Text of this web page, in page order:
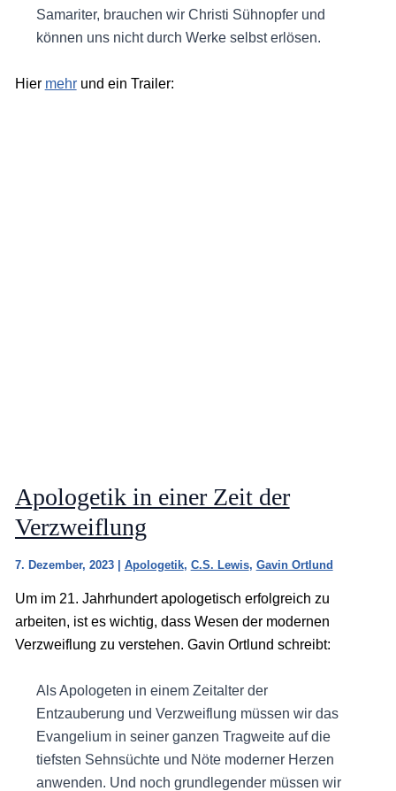
Samariter, brauchen wir Christi Sühnopfer und
können uns nicht durch Werke selbst erlösen.
Hier mehrund ein Trailer:
Apologetik in einer Zeit der
Verzweiflung
7. Dezember, 2023 Apologetik, C.S. Lewis, Gavin Ortlund
Um im 21. Jahrhundert apologetisch erfolgreich zu
arbeiten, ist es wichtig, dass Wesen der modernen
Verzweiflung zu verstehen. Gavin Ortlund schreibt:
Als Apologeten in einem Zeitalter der
Entzauberung und Verzweiflung müssen wir das
Evangelium in seiner ganzen Tragweite auf die
tiefsten Sehnsüchte und Nöte moderner Herzen
anwenden. Und noch grundlegender müssen wir